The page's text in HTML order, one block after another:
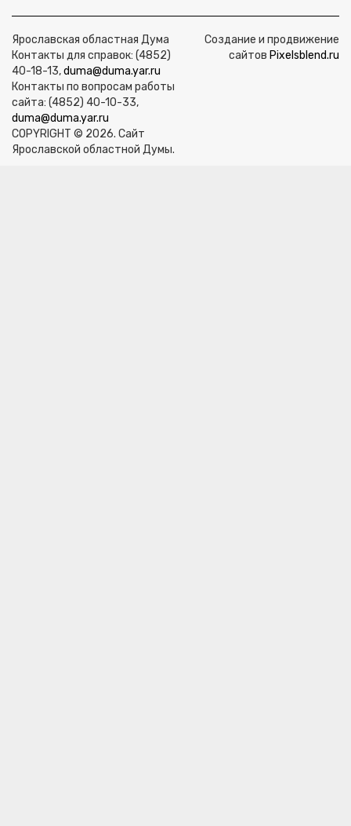
Ярославская областная Дума
Контакты для справок: (4852)
40-18-13,duma@duma.yar.ru
Контакты по вопросам работы
сайта: (4852) 40-10-33,
duma@duma.yar.ru
COPYRIGHT © 2026. Сайт
Ярославской областной Думы.
Создание и продвижение
сайтов Pixelsblend.ru